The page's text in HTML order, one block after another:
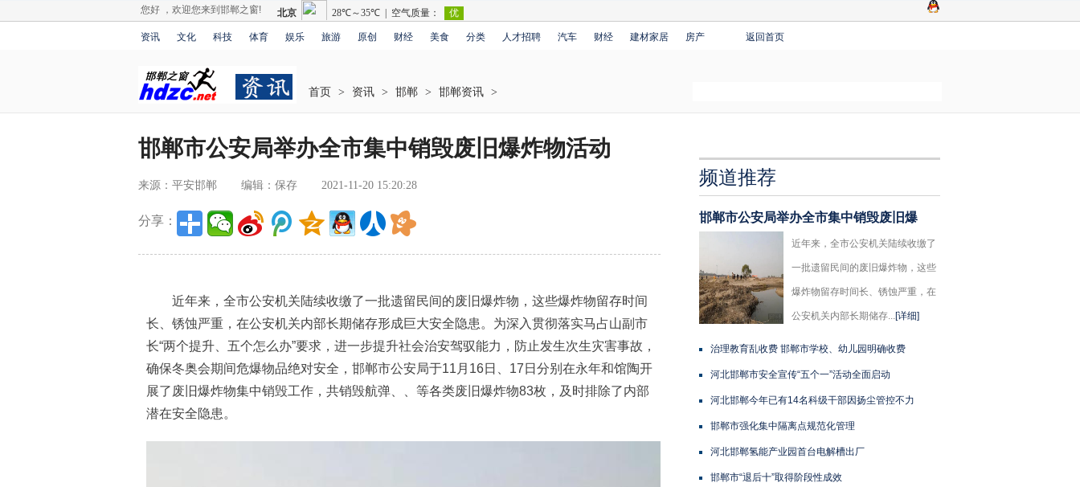
您好 ，欢迎您来到邯郸之窗!
资讯 文化 科技 体育 娱乐 旅游 原创 财经 美食 分类 人才招聘 汽车 财经 建材家居 房产 返回首页
首页 > 资讯 > 邯郸 > 邯郸资讯 >
邯郸市公安局举办全市集中销毁废旧爆炸物活动
来源：平安邯郸 编辑：保存 2021-11-20 15:20:28
分享：
近年来，全市公安机关陆续收缴了一批遗留民间的废旧爆炸物，这些爆炸物留存时间
长、锈蚀严重，在公安机关内部长期储存形成巨大安全隐患。为深入贯彻落实马占山副市
长“两个提升、五个怎么办”要求，进一步提升社会治安驾驭能力，防止发生次生灾害事故，
确保冬奥会期间危爆物品绝对安全，邯郸市公安局于11月16日、17日分别在永年和馆陶开
展了废旧爆炸物集中销毁工作，共销毁航弹、、等各类废旧爆炸物83枚，及时排除了内部
潜在安全隐患。
频道推荐
邯郸市公安局举办全市集中销毁废旧爆
近年来，全市公安机关陆续收缴了
一批遗留民间的废旧爆炸物，这些
爆炸物留存时间长、锈蚀严重，在
公安机关内部长期储存...[详细]
治理教育乱收费 邯郸市学校、幼儿园明确收费
河北邯郸市安全宣传“五个一”活动全面启动
河北邯郸今年已有14名科级干部因扬尘管控不力
邯郸市强化集中隔离点规范化管理
河北邯郸氢能产业园首台电解槽出厂
邯郸市“退后十”取得阶段性成效